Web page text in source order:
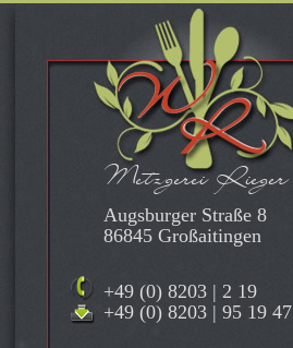
Metzgerei Rieger
Augsburger Straße 8
86845 Großaitingen
+49 (0) 8203 | 2 19
+49 (0) 8203 | 95 19 47